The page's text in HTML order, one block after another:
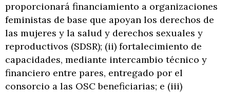
proporcionará financiamiento a organizaciones
feministas de base que apoyan los derechos de
las mujeres y la salud y derechos sexuales y
reproductivos (SDSR); (ii) fortalecimiento de
capacidades, mediante intercambio técnico y
financiero entre pares, entregado por el
consorcio a las OSC beneficiarias; e (iii)